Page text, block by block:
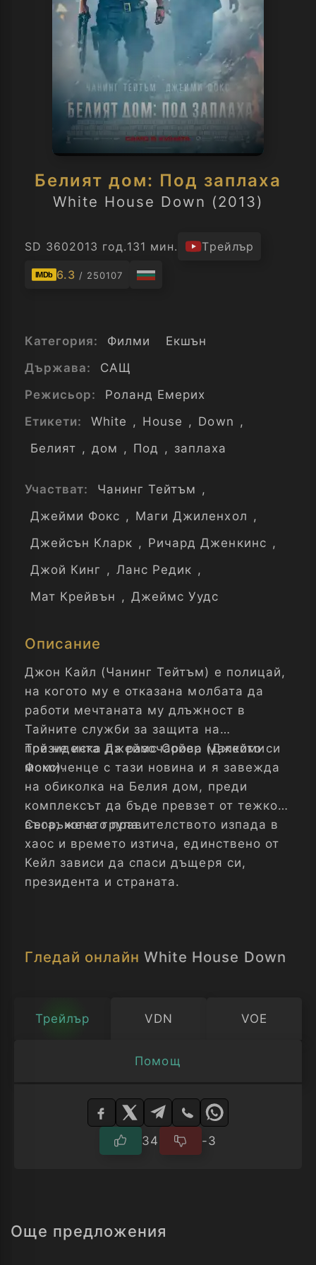
Белият дом: Под заплаха
White House Down (2013)
SD 3602013 год.131 мин. Трейлър
IMDb 6.3 / 250107
Категория: Филми
Екшън
Държава:
САЩ
Режисьор:
Роланд Емерих
Етикети:
White , House , Down ,
Белият , дом , Под , заплаха
Участват: Чанинг Тейтъм ,
Джейми Фокс , Маги Джиленхол ,
Джейсън Кларк , Ричард Дженкинс ,
Джой Кинг , Ланс Редик ,
Мат Крейвън , Джеймс Уудс
Описание
Джон Кайл (Чанинг Тейтъм) e полицай,
на когото му е отказана молбата да
работи мечтаната му длъжност в
Тайните служби за защита на
президента Джеймс Сойер (Джейми
Фокс).
Той не иска да разочарова малкото си
момиченце с тази новина и я завежда
на обиколка на Белия дом, преди
комплексът да бъде превзет от тежко
въоръжена група.
Сега, когато правителството изпада в
хаос и времето изтича, единствено от
Кейл зависи да спаси дъщеря си,
президента и страната.
Гледай онлайнWhite House Down
Трейлър VDN VOE
Помощ
Изберете
34 -3
Още предложения